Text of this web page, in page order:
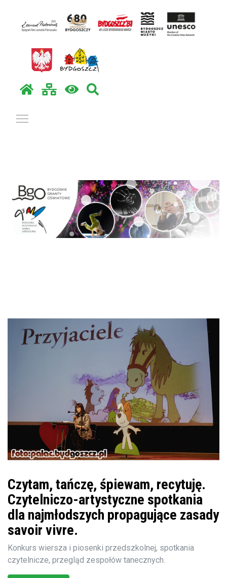
Czytam, tańczę, śpiewam, recytuję.
Czytelniczo-artystyczne spotkania
dla najmłodszych propagujące zasady
savoir vivre.
Konkurs wiersza i piosenki przedszkolnej, spotkania
czytelnicze, przegląd zespołów tanecznych.